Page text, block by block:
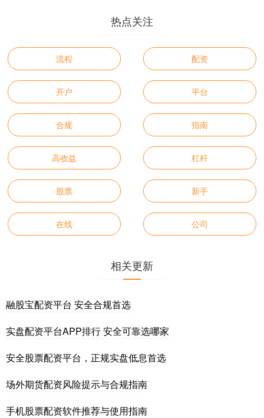
热点关注
流程 配资
开户 平台
合规 指南
高收益 杠杆
股票 新手
在线 公司
相关更新
融股宝配资平台 安全合规首选
实盘配资平台APP排行 安全可靠选哪家
安全股票配资平台，正规实盘低息首选
场外期货配资风险提示与合规指南
手机股票配资软件推荐与使用指南